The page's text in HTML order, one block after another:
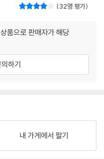
32명 평가
품으로 판매자가 해당
하기
내 가게에서 팔기